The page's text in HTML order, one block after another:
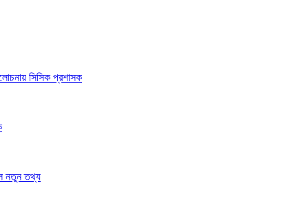
সিসিক প্রশাসক
নতুন তথ্য